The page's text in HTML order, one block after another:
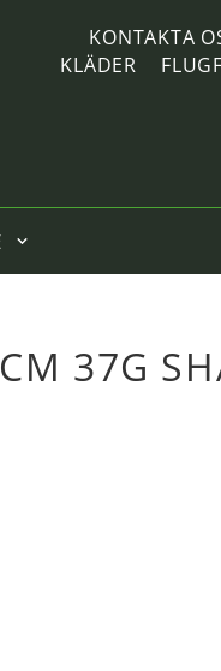
KONTAKTA
KLÄDER
37G